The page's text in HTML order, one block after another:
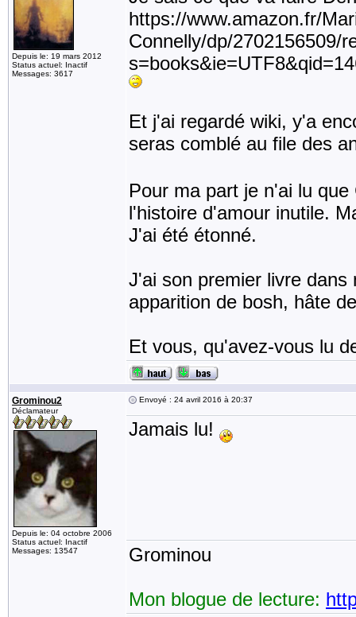
Depuis le: 19 mars 2012
Status actuel: Inactif
Messages: 3617
https://www.amazon.fr/
Connelly/dp/2702156509/
Et j'ai regardé wiki, y'a
seras comblé au file des
Pour ma part je n'ai lu
l'histoire d'amour inutile.
J'ai été étonné.
J'ai son premier livre dans
apparition de bosh, hâte
Et vous, qu'avez-vous lu
Grominou2
Déclamateur
Depuis le: 04 octobre 2006
Status actuel: Inactif
Messages: 13547
Envoyé : 24 avril 2016 à 20:37
Jamais lu!
Grominou
Mon blogue de lecture: